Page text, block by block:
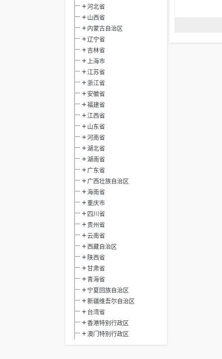
河北省
山西省
内蒙古自治区
辽宁省
吉林省
上海市
江苏省
浙江省
安徽省
福建省
江西省
山东省
河南省
湖北省
湖南省
广东省
广西壮族自治区
海南省
重庆市
四川省
贵州省
云南省
西藏自治区
陕西省
甘肃省
青海省
宁夏回族自治区
新疆维吾尔自治区
台湾省
香港特别行政区
澳门特别行政区